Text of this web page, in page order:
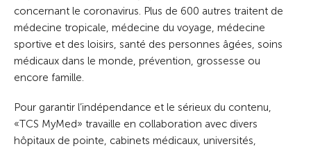
concernant le coronavirus. Plus de 600 autres traitent de
médecine tropicale, médecine du voyage, médecine
sportive et des loisirs, santé des personnes âgées, soins
médicaux dans le monde, prévention, grossesse ou
encore famille.
Pour garantir l’indépendance et le sérieux du contenu,
«TCS MyMed» travaille en collaboration avec divers
hôpitaux de pointe, cabinets médicaux, universités,